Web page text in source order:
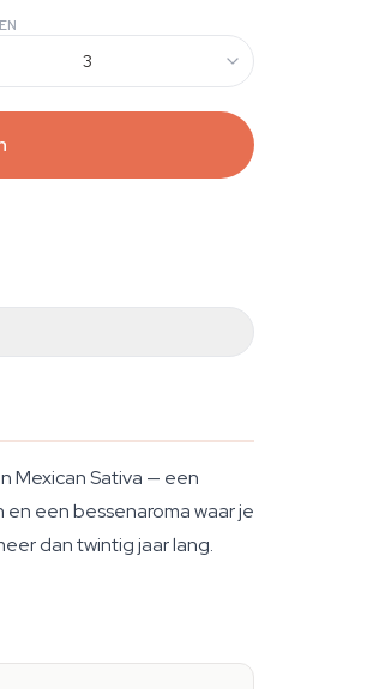
3
Mexican Sativa — een
een bessenaroma waar je
dan twintig jaar lang.